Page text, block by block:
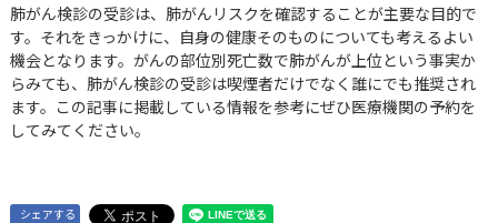
肺がん検診の受診は、肺がんリスクを確認することが主要な目的で
す。それをきっかけに、自身の健康そのものについても考えるよい
機会となります。がんの部位別死亡数で肺がんが上位という事実か
らみても、肺がん検診の受診は喫煙者だけでなく誰にでも推奨され
ます。この記事に掲載している情報を参考にぜひ医療機関の予約を
してみてください。
シェアする